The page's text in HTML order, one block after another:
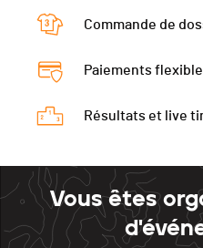
Commande de
Paiements
Résultats et live
Vous êtes